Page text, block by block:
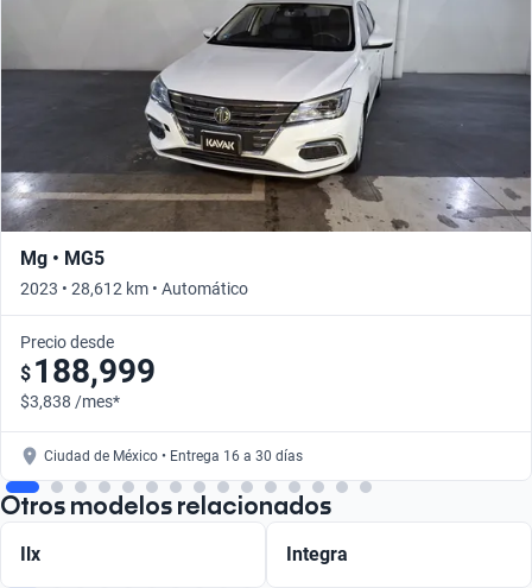
Mg • MG5
2023 • 28,612 km • Automático
Precio desde
$ 188,999
$3,838 /mes*
Ciudad de México • Entrega 16 a 30 días
Otros modelos relacionados
Ilx Integra